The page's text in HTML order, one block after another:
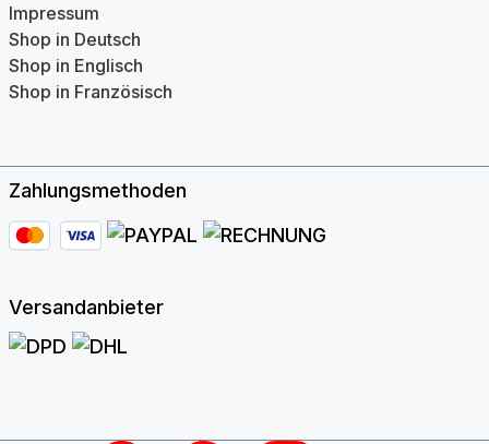
Impressum
Shop in Deutsch
Shop in Englisch
Shop in Französisch
Zahlungsmethoden
Versandanbieter